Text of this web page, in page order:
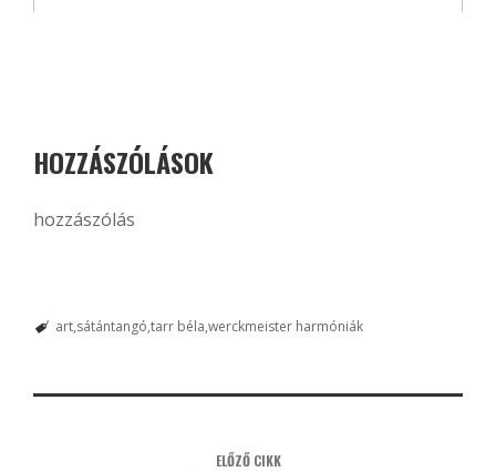
HOZZÁSZÓLÁSOK
hozzászólás
art sátántangó tarr béla werckmeister harmóniák
ELŐZŐ CIKK